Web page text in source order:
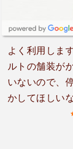
よく利用しま
ルトの舗装が
いないので、
かしてほしいな